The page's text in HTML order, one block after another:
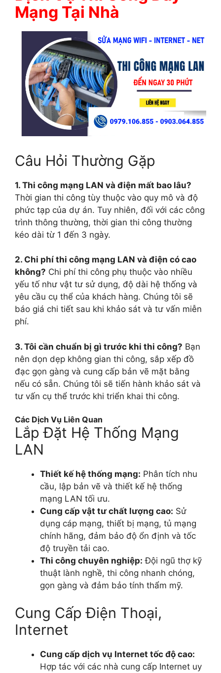
Mạng Tại Nhà
Câu Hỏi Thường Gặp
1. Thi công mạng LAN và điện mất bao lâu?
Thời gian thi công tùy thuộc vào quy mô và độ
phức tạp của dự án. Tuy nhiên, đối với các công
trình thông thường, thời gian thi công thường
kéo dài từ 1 đến 3 ngày.
2. Chi phí thi công mạng LAN và điện có cao
không? Chi phí thi công phụ thuộc vào nhiều
yếu tố như vật tư sử dụng, độ dài hệ thống và
yêu cầu cụ thể của khách hàng. Chúng tôi sẽ
báo giá chi tiết sau khi khảo sát và tư vấn miễn
phí.
3. Tôi cần chuẩn bị gì trước khi thi công? Bạn
nên dọn dẹp không gian thi công, sắp xếp đồ
đạc gọn gàng và cung cấp bản vẽ mặt bằng
nếu có sẵn. Chúng tôi sẽ tiến hành khảo sát và
tư vấn cụ thể trước khi triển khai thi công.
Các Dịch Vụ Liên Quan
Lắp Đặt Hệ Thống Mạng
LAN
Thiết kế hệ thống mạng: Phân tích nhu
cầu, lập bản vẽ và thiết kế hệ thống
mạng LAN tối ưu.
Cung cấp vật tư chất lượng cao: Sử
dụng cáp mạng, thiết bị mạng, tủ mạng
chính hãng, đảm bảo độ ổn định và tốc
độ truyền tải cao.
Thi công chuyên nghiệp: Đội ngũ thợ kỹ
thuật lành nghề, thi công nhanh chóng,
gọn gàng và đảm bảo tính thẩm mỹ.
Cung Cấp Điện Thoại,
Internet
Cung cấp dịch vụ Internet tốc độ cao:
Hợp tác với các nhà cung cấp Internet uy